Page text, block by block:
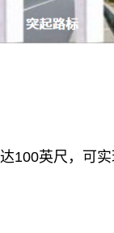
100英尺，可实